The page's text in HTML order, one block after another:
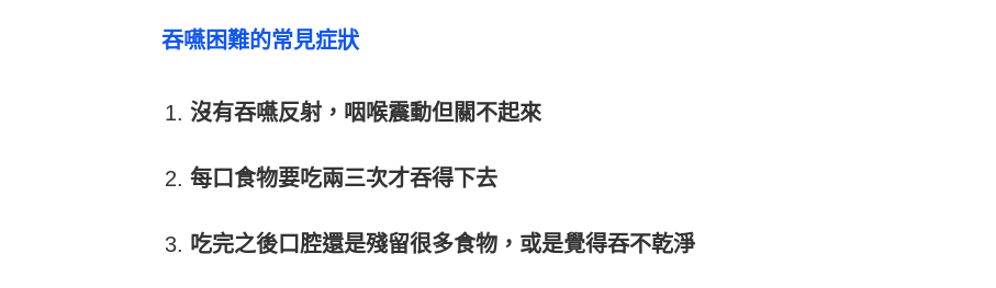
吞嚥困難的常見症狀
沒有吞嚥反射，咽喉震動但關不起來
每口食物要吃兩三次才吞得下去
吃完之後口腔還是殘留很多食物，或是覺得吞不乾淨